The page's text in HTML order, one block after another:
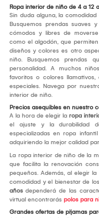
Ropa interior de niño de 4 a 12
Sin duda alguna, la
Busquemos prendas suaves
cómodos y libres de
como el algodón, que
diseños y colores es otro
niño. Busquemos prendas
personalidad. A muchos
favoritos o colores
especiales. Navega por
interior de niño.
Precios asequibles en nuestro
A la hora de elegir la ropa
el ajuste y la durabilidad
especializadas en ropa
adquiriendo la mejor calidad
La ropa interior de niño de la
que facilita la renovación
pequeños. Además, al elegir
comodidad y el bienestar de
años dependerá de las
virtual encontrarás polos para
Grandes ofertas de pijamas